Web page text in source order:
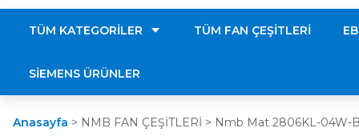
TÜM KATEGORİLER TÜM FAN ÇEŞİTLERİ
SİEMENS ÜRÜNLER
Anasayfa NMB FAN ÇEŞİTLERİ Nmb Mat 2806KL-04W-